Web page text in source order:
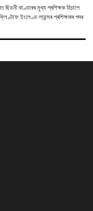
ইংলেণ্ড লায়ন্সৰ প্ৰশিক্ষকৰ পদৰ